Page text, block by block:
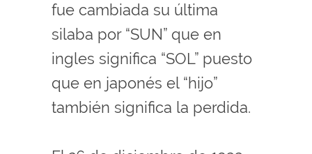
fue cambiada su última
silaba por “SUN” que en
ingles significa “SOL” puesto
que en japonés el “hijo”
también significa la perdida.